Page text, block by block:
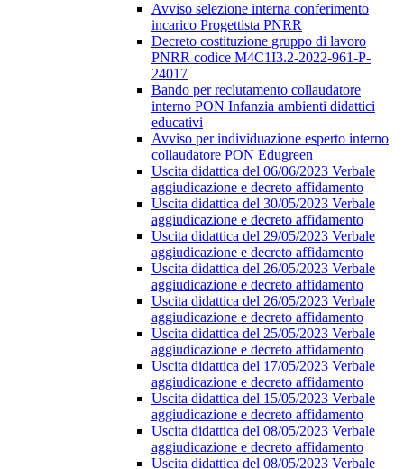
Avviso selezione interna conferimento
incarico Progettista PNRR
Decreto costituzione gruppo di lavoro
PNRR codice M4C1I3.2-2022-961-P-
24017
Bando per reclutamento collaudatore
interno PON Infanzia ambienti didattici
educativi
Avviso per individuazione esperto interno
collaudatore PON Edugreen
Uscita didattica del 06/06/2023 Verbale
aggiudicazione e decreto affidamento
Uscita didattica del 30/05/2023 Verbale
aggiudicazione e decreto affidamento
Uscita didattica del 29/05/2023 Verbale
aggiudicazione e decreto affidamento
Uscita didattica del 26/05/2023 Verbale
aggiudicazione e decreto affidamento
Uscita didattica del 26/05/2023 Verbale
aggiudicazione e decreto affidamento
Uscita didattica del 25/05/2023 Verbale
aggiudicazione e decreto affidamento
Uscita didattica del 17/05/2023 Verbale
aggiudicazione e decreto affidamento
Uscita didattica del 15/05/2023 Verbale
aggiudicazione e decreto affidamento
Uscita didattica del 08/05/2023 Verbale
aggiudicazione e decreto affidamento
Uscita didattica del 08/05/2023 Verbale